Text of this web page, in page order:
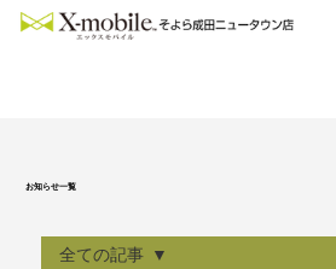
お知らせ一覧
全ての記事